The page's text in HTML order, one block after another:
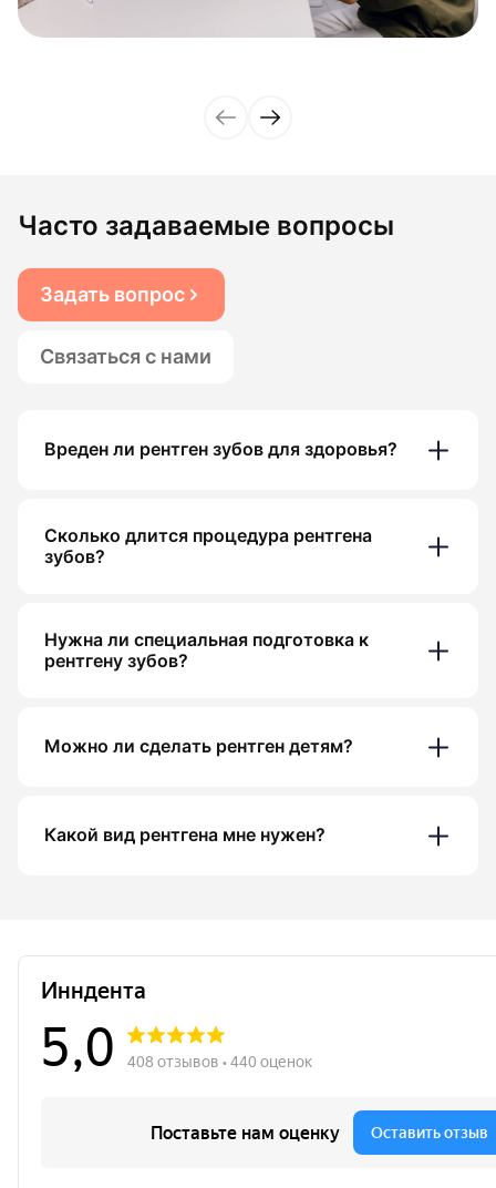
Часто задаваемые вопросы
Задать вопрос
Связаться с нами
Вреден ли рентген зубов для здоровья?
Сколько длится процедура рентгена
зубов?
Нужна ли специальная подготовка к
рентгену зубов?
Можно ли сделать рентген детям?
Какой вид рентгена мне нужен?